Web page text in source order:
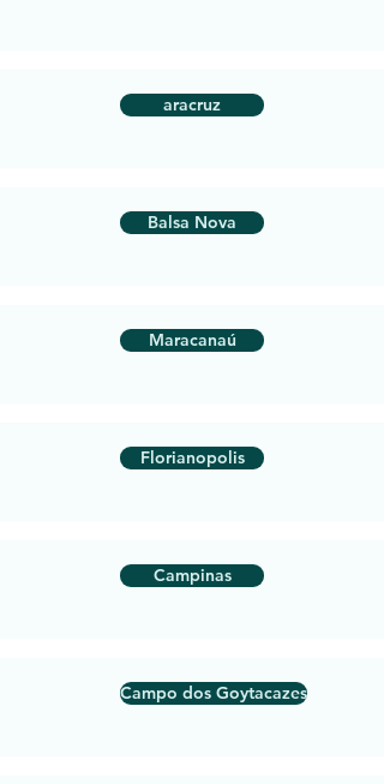
aracruz
Balsa Nova
Maracanaú
Florianopolis
Campinas
Campo dos Goytacazes